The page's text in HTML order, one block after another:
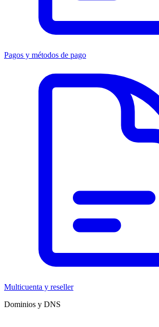
Pagos y métodos de pago
Multicuenta y reseller
Dominios y DNS